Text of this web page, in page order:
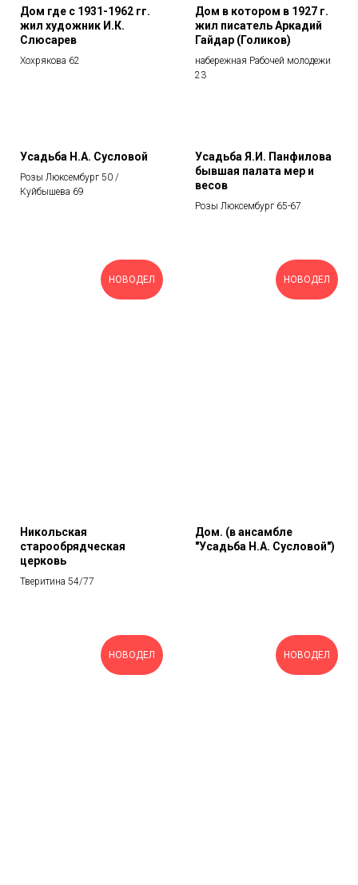
Дом где с 1931-1962 гг.
жил художник И.К.
Слюсарев
Хохрякова 62
Дом в котором в 1927 г.
жил писатель Аркадий
Гайдар (Голиков)
набережная Рабочей молодежи
23
Усадьба Н.А. Сусловой
Розы Люксембург 50 /
Куйбышева 69
Усадьба Я.И. Панфилова
бывшая палата мер и
весов
Розы Люксембург 65-67
НОВОДЕЛ
Никольская
старообрядческая
церковь
Тверитина 54/77
НОВОДЕЛ
Дом. (в ансамбле
"Усадьба Н.А. Сусловой")
НОВОДЕЛ НОВОДЕЛ